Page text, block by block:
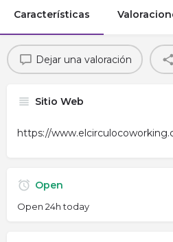
Características
Dejar una valoración
Sitio Web
https://
Open
Open 24h today